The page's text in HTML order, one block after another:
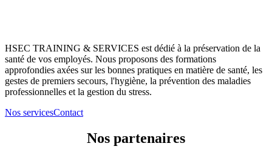
HSEC TRAINING & SERVICES est dédié à la préservation de la
santé de vos employés. Nous proposons des formations
approfondies axées sur les bonnes pratiques en matière de santé, les
gestes de premiers secours, l'hygiène, la prévention des maladies
professionnelles et la gestion du stress.
Nos servicesContact
Nos partenaires